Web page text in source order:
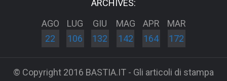
ARCHIVES:
AGO
22
LUG
106
GIU
132
MAG
142
APR
164
MAR
172
© Copyright 2016 BASTIA.IT - Gli articoli di stampa